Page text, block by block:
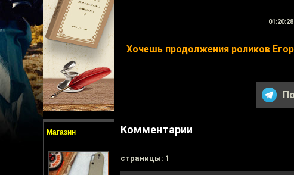
Магазин
01:20:28
Хочешь продолжения роликов
Комментарии
cтраницы: 1